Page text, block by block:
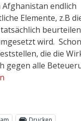
endlich
Elemente, z.B
wird.
die die
gegen alle